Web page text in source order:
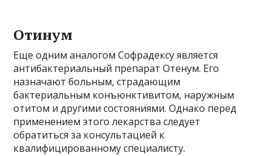
Отинум
Еще одним аналогом Софрадексу является
антибактериальный препарат Отенум. Его
назначают больным, страдающим
бактериальным конъюнктивитом, наружным
отитом и другими состояниями. Однако перед
применением этого лекарства следует
обратиться за консультацией к
квалифицированному специалисту.